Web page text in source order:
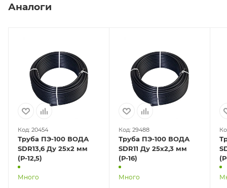
Аналоги
Код: 20454
Труба ПЭ-100 ВОДА
SDR13,6 Ду 25х2 мм
(Р-12,5)
Много
Код: 29488
Труба ПЭ-100 ВОДА
SDR11 Ду 25х2,3 мм
(Р-16)
Много